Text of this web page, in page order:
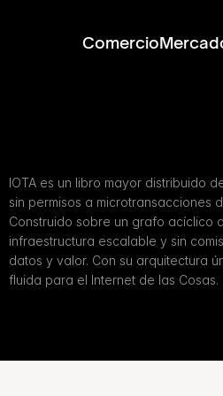
Comercio
IOTA es un libro mayor distribuido
sin permisos a microtransacciones
Construido sobre un grafo acíclico
infraestructura escalable y sin
datos y valor. Con su arquitectura
fluida para el Internet de las Cosas.